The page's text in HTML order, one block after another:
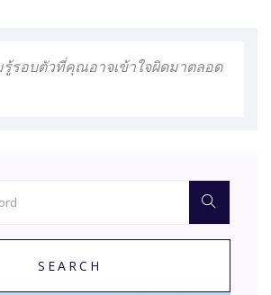
รู้รอบตัวที่คุณอาจเข้าใจผิดมาตลอด
SEARCH